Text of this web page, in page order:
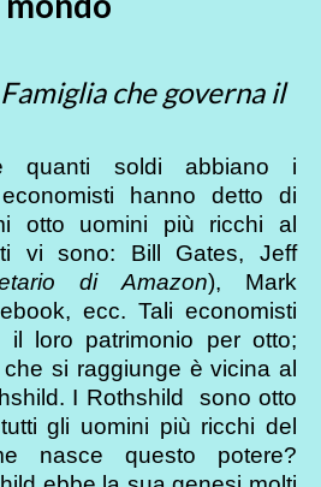
che governa il
quanti soldi abbiano i
hanno detto di
otto uomini più ricchi al
vi sono: Bill Gates, Jeff
di Amazon), Mark
ecc. Tali economisti
il loro patrimonio per otto;
si raggiunge è vicina al
I Rothshild sono otto
gli uomini più ricchi del
nasce questo potere?